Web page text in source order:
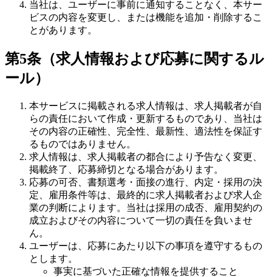
当社は、ユーザーに事前に通知することなく、本サー
ビスの内容を変更し、または機能を追加・削除するこ
とがあります。
第5条（求人情報および応募に関するル
ール）
本サービスに掲載される求人情報は、求人掲載者が自
らの責任において作成・更新するものであり、当社は
その内容の正確性、完全性、最新性、適法性を保証す
るものではありません。
求人情報は、求人掲載者の都合により予告なく変更、
掲載終了、応募締切となる場合があります。
応募の可否、書類選考・面接の進行、内定・採用の決
定、雇用条件等は、最終的に求人掲載者および求人企
業の判断によります。当社は採用の成否、雇用契約の
成立およびその内容について一切の責任を負いませ
ん。
ユーザーは、応募にあたり以下の事項を遵守するもの
とします。
事実に基づいた正確な情報を提供すること